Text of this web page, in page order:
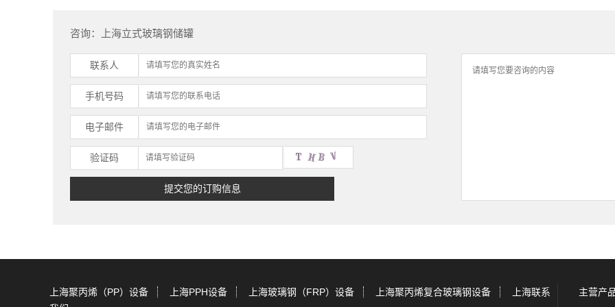
咨询：上海立式玻璃钢储罐
联系人
手机号码
电子邮件
验证码
上海聚丙烯（PP）设备 上海PPH设备 上海玻璃钢（FRP）设备 上海聚丙烯复合玻璃钢设备
上海联系
主营产